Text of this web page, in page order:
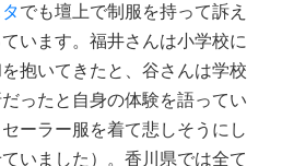
でも壇上で制服を持って訴え
います。福井さんは小学校に
抱いてきたと、谷さんは学校
ったと自身の体験を語ってい
ーラー服を着て悲しそうにし
いました）。香川県では全て